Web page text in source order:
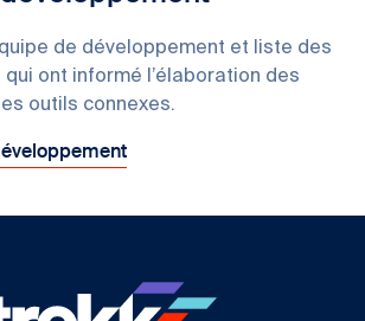
de développement et liste des
ont informé l’élaboration des
outils connexes.